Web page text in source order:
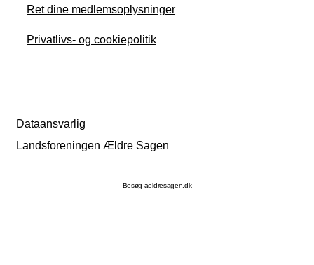
Ret dine medlemsoplysninger
Privatlivs- og cookiepolitik
Dataansvarlig
Landsforeningen Ældre Sagen
Besøg aeldresagen.dk